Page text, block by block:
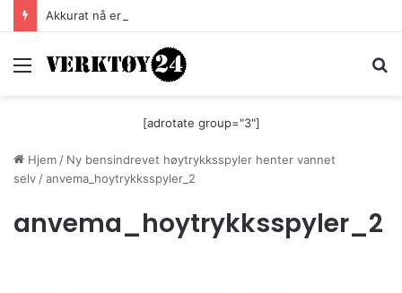
Akkurat nå er batteri-bordsaga til Festool billigere
Meny
[adrotate group="3"]
Hjem / Ny bensindrevet høytrykksspyler henter vannet
selv /anvema_hoytrykksspyler_2
anvema_hoytrykksspyler_2